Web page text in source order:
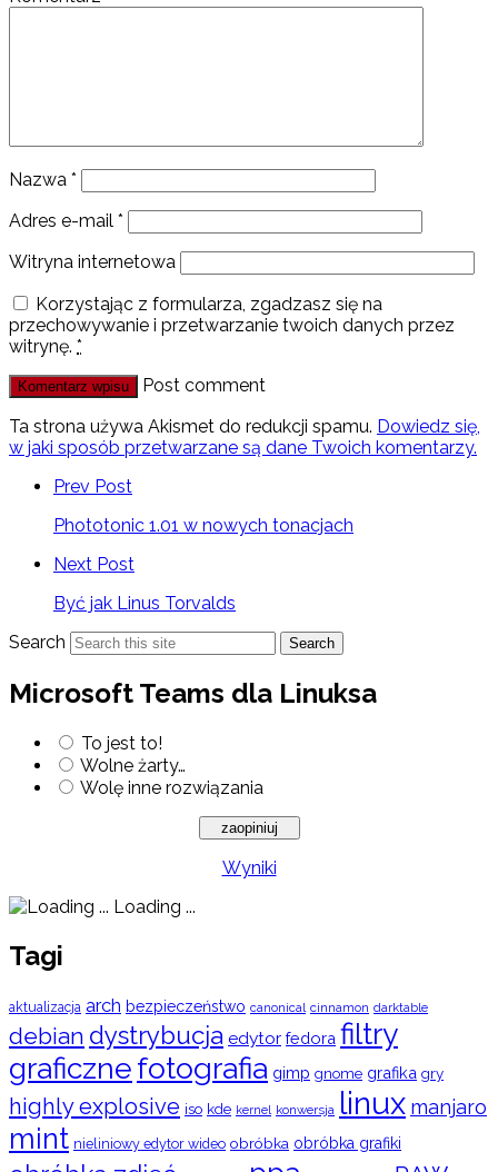
Nazwa *
Adres e-mail *
Witryna internetowa
Korzystając z formularza, zgadzasz się na
przechowywanie i przetwarzanie twoich danych przez
witrynę. *
Post comment
Ta strona używa Akismet do redukcji spamu. Dowiedz się,
w jaki sposób przetwarzane są dane Twoich komentarzy.
Prev Post
Phototonic 1.01 w nowych tonacjach
Next Post
Być jak Linus Torvalds
Search
Search
Microsoft Teams dla Linuksa
To jest to!
Wolne żarty…
Wolę inne rozwiązania
Wyniki
Loading ...
Tagi
aktualizacja arch bezpieczeństwo canonical cinnamon darktable
debian dystrybucja edytor fedora filtry
graficznefotografia gimp gnome grafika gry
highly explosive iso kde kernel konwersja linux manjaro
mint nieliniowy edytor wideo obróbka obróbka grafiki